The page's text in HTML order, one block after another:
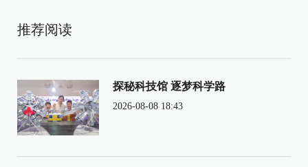
推荐阅读
探秘科技馆 逐梦科学路
2026-08-08 18:43